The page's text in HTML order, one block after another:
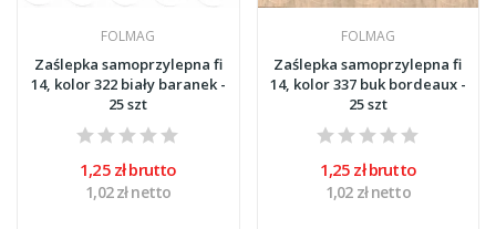
FOLMAG
Zaślepka samoprzylepna fi
14, kolor 322 biały baranek -
25 szt
1,25 zł brutto
1,02 zł netto
FOLMAG
Zaślepka samoprzylepna fi
14, kolor 337 buk bordeaux -
25 szt
1,25 zł brutto
1,02 zł netto